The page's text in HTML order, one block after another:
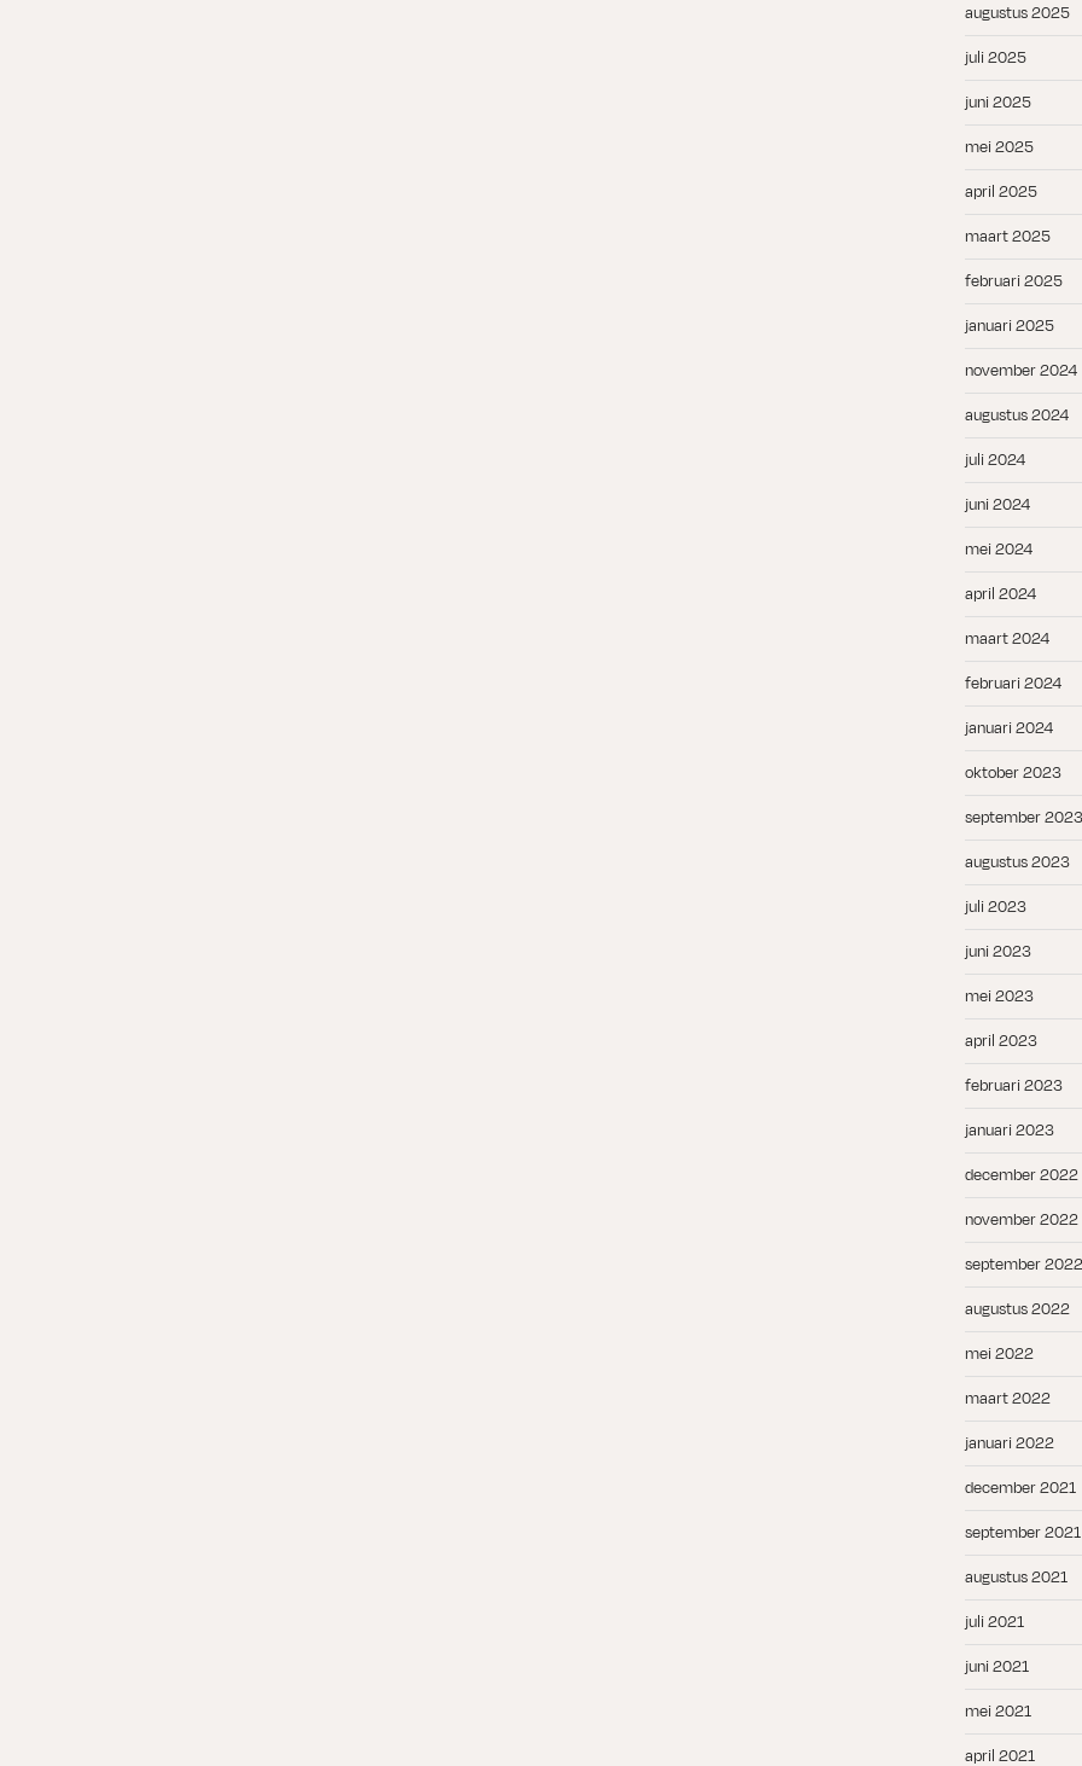
augustus 2025
juli 2025
juni 2025
mei 2025
april 2025
maart 2025
februari 2025
januari 2025
november 2024
augustus 2024
juli 2024
juni 2024
mei 2024
april 2024
maart 2024
februari 2024
januari 2024
oktober 2023
september 2023
augustus 2023
juli 2023
juni 2023
mei 2023
april 2023
februari 2023
januari 2023
december 2022
november 2022
september 2022
augustus 2022
mei 2022
maart 2022
januari 2022
december 2021
september 2021
augustus 2021
juli 2021
juni 2021
mei 2021
april 2021